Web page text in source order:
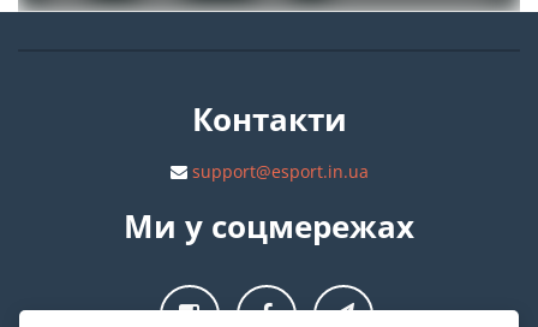
Контакти
support@esport.in.ua
Ми у соцмережах